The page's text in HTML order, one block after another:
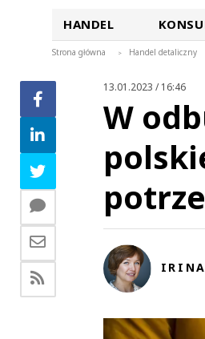
HANDEL
Strona główna > Handel detaliczny
13.01.2023 / 16:46
W
IRINA